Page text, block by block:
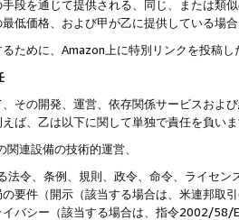
段を通じて提供される、同じ、または類
低価格、および甲が乙に提供している場
ために、Amazon上に特別リンクを投稿
その開発、運営、依存関係サービスおよ
ば、乙は以下に関して単独で責任を負い
連設備の技術的運営、
法令、条例、規則、政令、命令、ライセ
要件（開示（該当する場合は、米連邦取
バシー（該当する場合は、指令2002/58/